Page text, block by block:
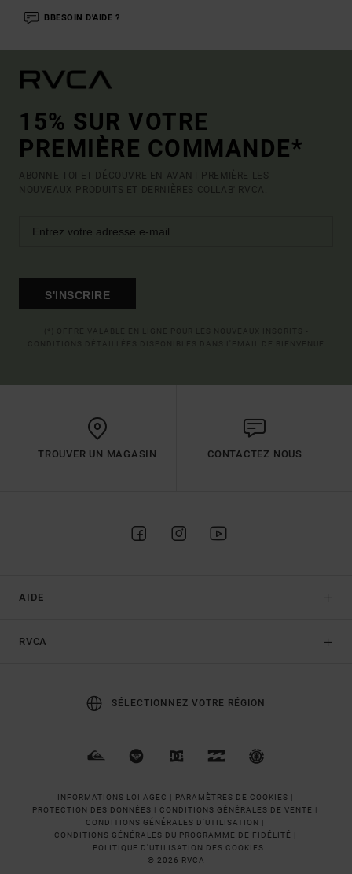
BBESOIN D'AIDE ?
15% SUR VOTRE
PREMIÈRE COMMANDE*
ABONNE-TOI ET DÉCOUVRE EN AVANT-PREMIÈRE LES
NOUVEAUX PRODUITS ET DERNIÈRES COLLAB' RVCA.
S'INSCRIRE
TROUVER UN MAGASIN CONTACTEZ NOUS
AIDE
RVCA
SÉLECTIONNEZ VOTRE RÉGION
INFORMATIONS LOI AGEC | PARAMÈTRES DE COOKIES |
PROTECTION DES DONNÉES | CONDITIONS GÉNÉRALES DE VENTE |
CONDITIONS GÉNÉRALES D'UTILISATION |
CONDITIONS GÉNÉRALES DU PROGRAMME DE FIDÉLITÉ |
POLITIQUE D'UTILISATION DES COOKIES
© 2026 RVCA